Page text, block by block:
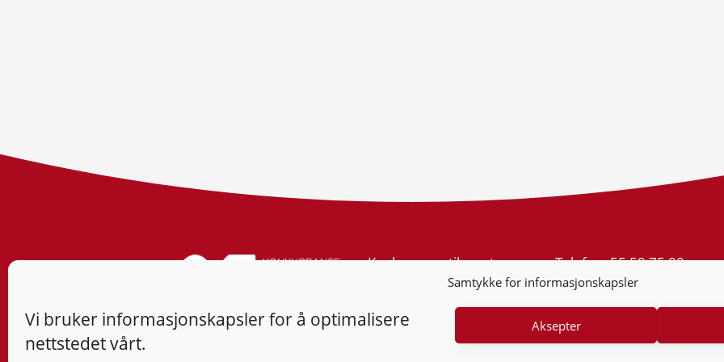
Samtykke for informasjonskapsler
Vi bruker informasjonskapsler for å optimalisere
nettstedet vårt.
Aksepter
Konkurransetilsynet
Postboks 439 Sentrum
Org.nr: 974 761 246
Telefon:55 59 75 00
E-post:post@kt.no
Nyhetsvarsel >>